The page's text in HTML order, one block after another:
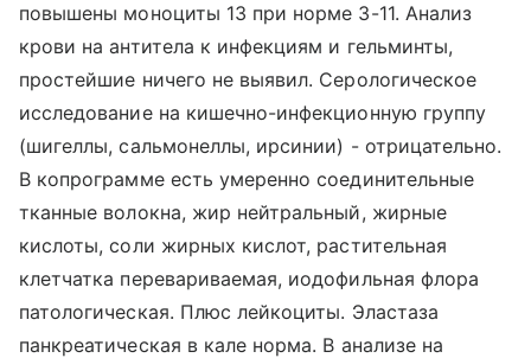
повышены моноциты 13 при норме 3-11. Анализ
крови на антитела к инфекциям и гельминты,
простейшие ничего не выявил. Серологическое
исследование на кишечно-инфекционную группу
(шигеллы, сальмонеллы, ирсинии) - отрицательно.
В копрограмме есть умеренно соединительные
тканные волокна, жир нейтральный, жирные
кислоты, соли жирных кислот, растительная
клетчатка перевариваемая, иодофильная флора
патологическая. Плюс лейкоциты. Эластаза
панкреатическая в кале норма. В анализе на